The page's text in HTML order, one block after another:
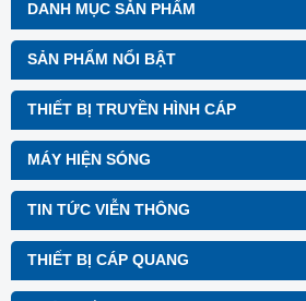
DANH MỤC SẢN PHẨM
SẢN PHẨM NỔI BẬT
THIẾT BỊ TRUYỀN HÌNH CÁP
MÁY HIỆN SÓNG
TIN TỨC VIỄN THÔNG
THIẾT BỊ CÁP QUANG